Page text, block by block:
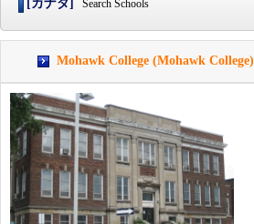
[カナダ] Search Schools
Mohawk College (Mohawk College)